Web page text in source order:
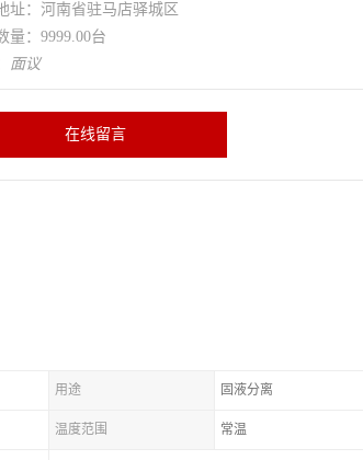
址：河南省驻马店驿城区
量：9999.00台
面议
在线留言
用途 固液分离
温度范围 常温